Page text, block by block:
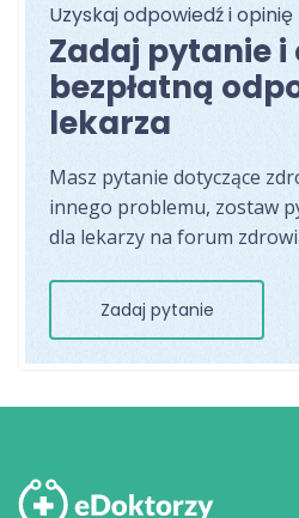
Uzyskaj odpowiedź i opinię
Zadaj pytanie
bezpłatną
lekarza
Masz pytanie dotyczące
innego problemu, zostaw
dla lekarzy na forum
Zadaj pytanie